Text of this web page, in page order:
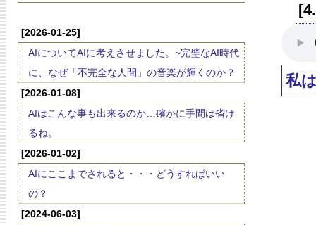
[2026-01-25]
AIについてAIに考えさせました。~完璧なAI時代
に、なぜ「不完全な人間」の音楽が輝くのか？
[2026-01-08]
AIはこんな事も出来るのか…確かに手間は省け
るね。
[2026-01-02]
AIにここまでされると・・・どうすればいい
の？
[2024-06-03]
私